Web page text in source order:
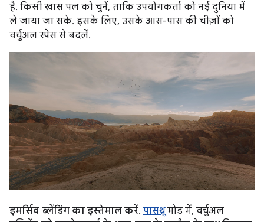
है. किसी खास पल को चुनें, ताकि उपयोगकर्ता को नई दुनिया में
ले जाया जा सके. इसके लिए, उसके आस-पास की चीज़ों को
वर्चुअल स्पेस से बदलें.
इमर्सिव ब्लेंडिंग का इस्तेमाल करें. पासथ्रूमोड में, वर्चुअल